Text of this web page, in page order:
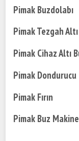
Pimak Buzdolabı
Pimak Tezgah
Pimak Cihaz Altı
Pimak Dondurucu
Pimak Fırın
Pimak Buz